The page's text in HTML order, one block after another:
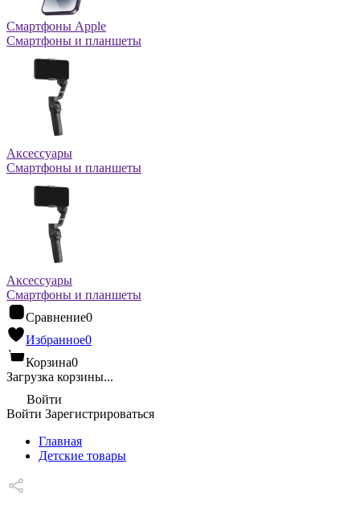
Смартфоны Apple
Смартфоны и планшеты
Аксессуары
Смартфоны и планшеты
Аксессуары
Смартфоны и планшеты
Сравнение0
Избранное0
Корзина0
Загрузка корзины...
Войти
Войти Зарегистрироваться
Главная
Детские товары